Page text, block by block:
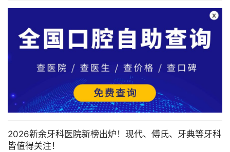
2026新余牙科医院新榜出炉！现代、傅氏、牙典等牙科
皆值得关注！